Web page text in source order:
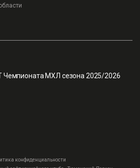
Чемпионата МХЛ сезона 2025/2026
конфиденциальности